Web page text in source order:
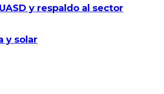
y respaldo al sector
y solar